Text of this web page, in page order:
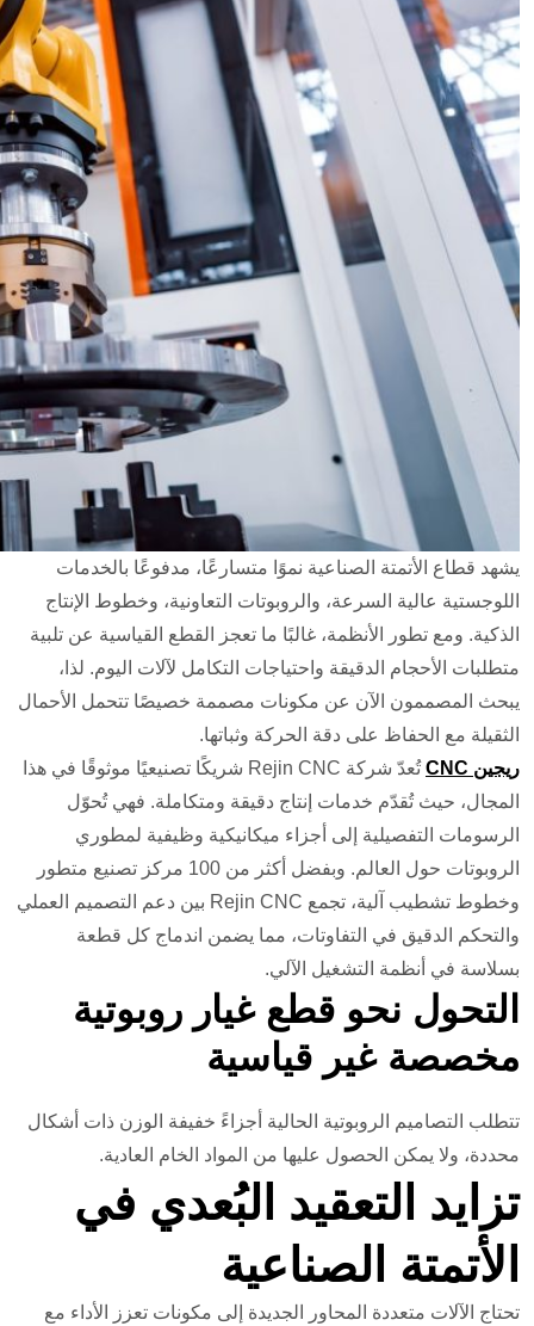
يشهد قطاع الأتمتة الصناعية نموًا متسارعًا، مدفوعًا بالخدمات
اللوجستية عالية السرعة، والروبوتات التعاونية، وخطوط الإنتاج
الذكية. ومع تطور الأنظمة، غالبًا ما تعجز القطع القياسية عن تلبية
متطلبات الأحجام الدقيقة واحتياجات التكامل لآلات اليوم. لذا،
يبحث المصممون الآن عن مكونات مصممة خصيصًا تتحمل الأحمال
الثقيلة مع الحفاظ على دقة الحركة وثباتها.
ريجين CNC
تُعدّ شركة Rejin CNC شريكًا تصنيعيًا موثوقًا في هذا
المجال، حيث تُقدّم خدمات إنتاج دقيقة ومتكاملة. فهي تُحوّل
الرسومات التفصيلية إلى أجزاء ميكانيكية وظيفية لمطوري
الروبوتات حول العالم. وبفضل أكثر من 100 مركز تصنيع متطور
وخطوط تشطيب آلية، تجمع Rejin CNC بين دعم التصميم العملي
والتحكم الدقيق في التفاوتات، مما يضمن اندماج كل قطعة
بسلاسة في أنظمة التشغيل الآلي.
التحول نحو قطع غيار روبوتية
مخصصة غير قياسية
تتطلب التصاميم الروبوتية الحالية أجزاءً خفيفة الوزن ذات أشكال
محددة، ولا يمكن الحصول عليها من المواد الخام العادية.
تزايد التعقيد البُعدي في
الأتمتة الصناعية
تحتاج الآلات متعددة المحاور الجديدة إلى مكونات تعزز الأداء مع